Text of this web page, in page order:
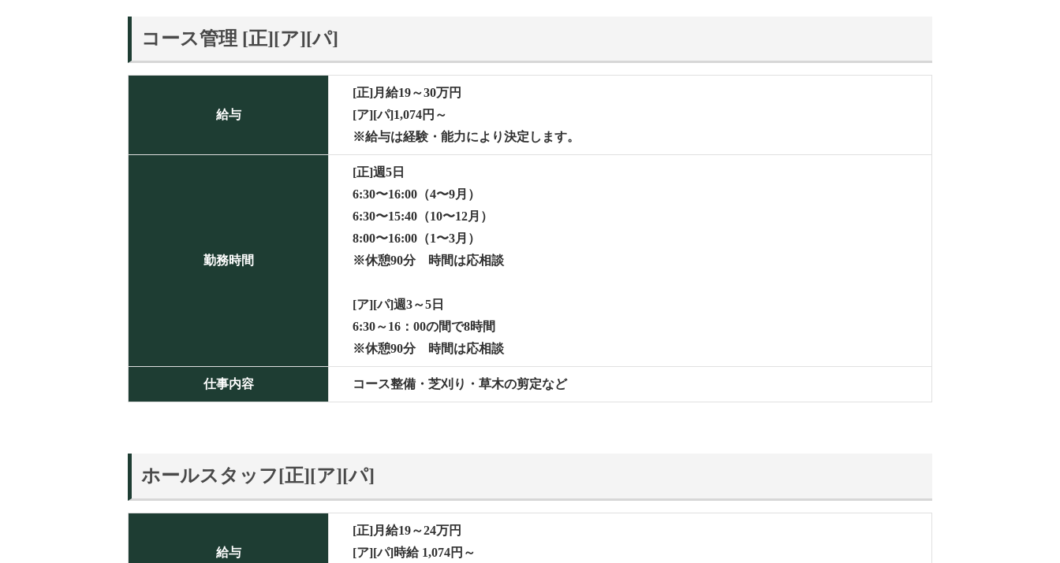
コース管理 [正][ア][パ]
給与
[正]月給19～30万円
[ア][パ]1,074円～
※給与は経験・能力により決定します。
勤務時間
[正]週5⽇
6:30〜16:00（4〜9⽉）
6:30〜15:40（10〜12⽉）
8:00〜16:00（1〜3⽉）
※休憩90分 時間は応相談
[ア][パ]週3～5日
6:30～16：00の間で8時間
※休憩90分 時間は応相談
仕事内容 コース整備・芝刈り・草⽊の剪定など
ホールスタッフ[正][ア][パ]
給与
[正]月給19～24万円
[ア][パ]時給 1,074円～